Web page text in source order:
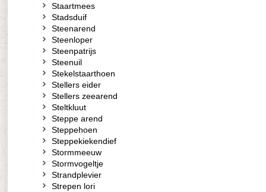
Staartmees
Stadsduif
Steenarend
Steenloper
Steenpatrijs
Steenuil
Stekelstaarthoen
Stellers eider
Stellers zeearend
Steltkluut
Steppe arend
Steppehoen
Steppekiekendief
Stormmeeuw
Stormvogeltje
Strandplevier
Strepen lori